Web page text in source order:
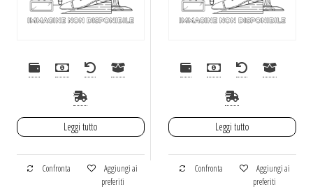
Leggi tutto
Confronta
Aggiungi ai
preferiti
Leggi tutto
Confronta
Aggiungi ai
preferiti